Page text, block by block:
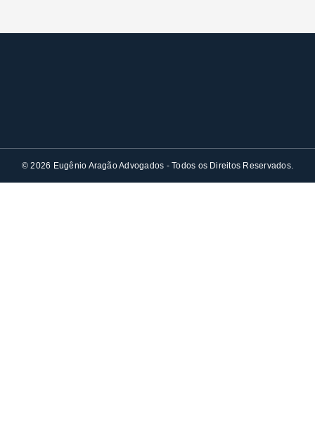
© 2026 Eugênio Aragão Advogados - Todos os Direitos Reservados.